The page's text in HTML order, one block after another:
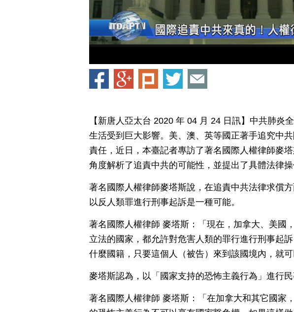
【新唐人亞太台 2020 年 04 月 24 日訊】中共肺炎
生活受到巨大影響。美、澳、英等國正著手追究中
責任，近日，本臺記者專訪了著名國際人權律師麥
角度解析了追責中共的可能性，並提出了具體法律操
著名國際人權律師麥塔斯說，在追責中共法律求償
以反人類罪進行刑事起訴是一種可能。
著名國際人權律師 麥塔斯：「現在，加拿大、美國
立法的國家，都允許對危害人類的罪行進行刑事起
什麼國籍，只要這個人（被告）來到該國境內，就可
麥塔斯認為，以「國家支持的恐怖主義行為」進行民
著名國際人權律師 麥塔斯：「在加拿大和其它國家